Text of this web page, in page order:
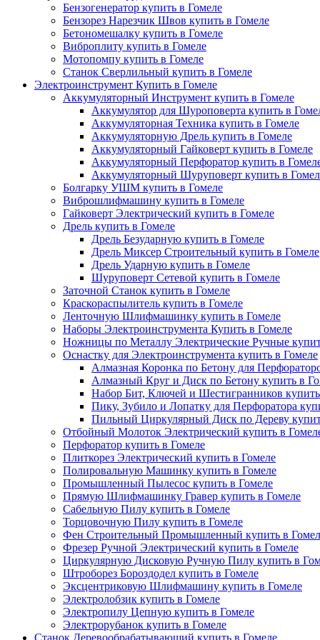
Бензогенератор купить в Гомеле
Бензорез Нарезчик Швов купить в Гомеле
Бетономешалку купить в Гомеле
Виброплиту купить в Гомеле
Мотопомпу купить в Гомеле
Станок Сверлильный купить в Гомеле
Электроинструмент Купить в Гомеле
Аккумуляторный Инструмент купить в Гомеле
Аккумулятор для Шуроповерта купить в
Аккумуляторная Техника купить в Гомеле
Аккумуляторную Дрель купить в Гомеле
Аккумуляторный Гайковерт купить в Гомеле
Аккумуляторный Перфоратор купить в
Аккумуляторный Шуруповерт купить в
Болгарку УШМ купить в Гомеле
Виброшлифмашину купить в Гомеле
Гайковерт Электрический купить в Гомеле
Дрель купить в Гомеле
Дрель Безударную купить в Гомеле
Дрель Миксер Строительный купить в Гомеле
Дрель Ударную купить в Гомеле
Шуруповерт Сетевой купить в Гомеле
Заточной Станок купить в Гомеле
Краскораспылитель купить в Гомеле
Ленточную Шлифмашинку купить в Гомеле
Наборы Электроинструмента Купить в Гомеле
Ножницы по Металлу Электрические Ручные
Оснастку для Электроинструмента купить в Гомеле
Алмазная Коронка по Бетону для
Алмазный Круг и Диск по Бетону купить в
Набор Бит, Ключей и Шестигранников
Пику, Зубило и Лопатку для Перфоратора
Пильный Циркулярный Диск по Дереву
Отбойный Молоток Электрический купить в
Перфоратор купить в Гомеле
Плиткорез Электрический купить в Гомеле
Полировальную Машинку купить в Гомеле
Промышленный Пылесос купить в Гомеле
Прямую Шлифмашинку Гравер купить в Гомеле
Сабельную Пилу купить в Гомеле
Торцовочную Пилу купить в Гомеле
Фен Строительный Промышленный купить в
Фрезер Ручной Электрический купить в Гомеле
Циркулярную Дисковую Ручную Пилу купить в
Штроборез Бороздодел купить в Гомеле
Эксцентриковую Шлифмашину купить в Гомеле
Электролобзик купить в Гомеле
Электропилу Цепную купить в Гомеле
Электрорубанок купить в Гомеле
Станок Деревообрабатывающий купить в Гомеле